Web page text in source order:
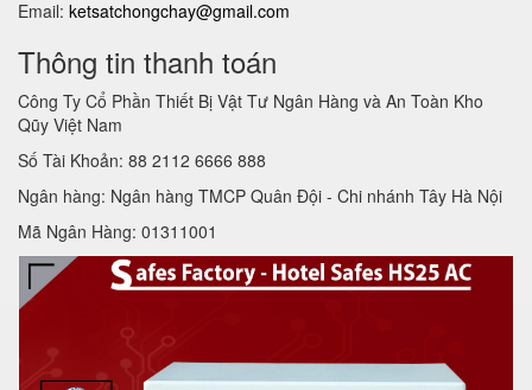
Email: ketsatchongchay@gmail.com
Thông tin thanh toán
Công Ty Cổ Phần Thiết Bị Vật Tư Ngân Hàng và An Toàn Kho
Qũy Việt Nam
Số Tài Khoản: 88 2112 6666 888
Ngân hàng: Ngân hàng TMCP Quân Đội - Chi nhánh Tây Hà Nội
Mã Ngân Hàng: 01311001